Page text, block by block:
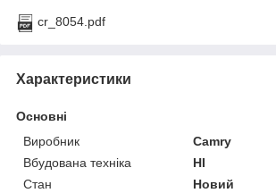
cr_8054.pdf
Характеристики
Основні
Виробник
Camry
Вбудована техніка
НІ
Стан
Новий